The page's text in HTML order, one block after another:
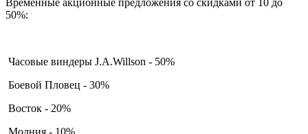
50%:
Часовые виндеры J.A.Willson - 50%
Боевой Пловец - 30%
Восток - 20%
Молния - 10%